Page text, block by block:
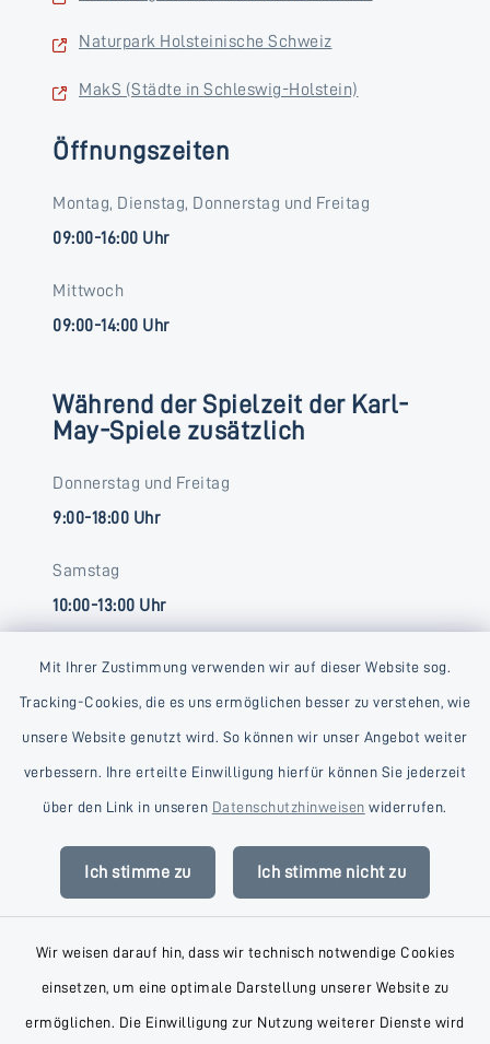
Mit Ihrer Zustimmung verwenden wir auf dieser Website sog.
Tracking-Cookies, die es uns ermöglichen besser zu verstehen, wie
unsere Website genutzt wird. So können wir unser Angebot weiter
verbessern. Ihre erteilte Einwilligung hierfür können Sie jederzeit
über den Link in unseren Datenschutzhinweisen widerrufen.
Ich stimme zu Ich stimme nicht zu
Wir weisen darauf hin, dass wir technisch notwendige Cookies
einsetzen, um eine optimale Darstellung unserer Website zu
ermöglichen. Die Einwilligung zur Nutzung weiterer Dienste wird
Naturpark Holsteinische Schweiz
MakS (Städte in Schleswig-Holstein)
Öffnungszeiten
Montag, Dienstag, Donnerstag und Freitag
09:00-16:00 Uhr
Mittwoch
09:00-14:00 Uhr
Während der Spielzeit der Karl-
May-Spiele zusätzlich
Donnerstag und Freitag
9:00-18:00 Uhr
Samstag
10:00-13:00 Uhr
Kontakt
Datenschutz
Impressum